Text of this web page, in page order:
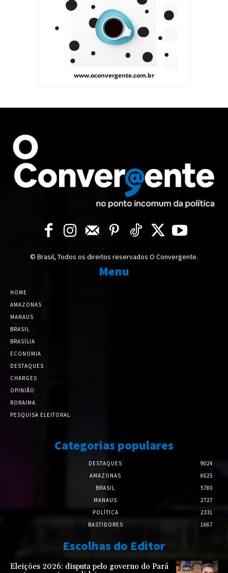
© Brasil, Todos os direitos reservados O Convergente.
Menu
HOME
AMAZONAS
MANAUS
BRASIL
BRASÍLIA
ECONOMIA
DESTAQUES
CHARGES
OPINIÃO
RORAIMA
PESQUISA ELEITORAL
Categorias populares
DESTAQUES
9024
AMAZONAS
8625
BRASIL
5780
MANAUS
2727
POLÍTICA
2331
BASTIDORES
1667
Escolhas do Editor
Eleições 2026: disputa pelo governo do Pará